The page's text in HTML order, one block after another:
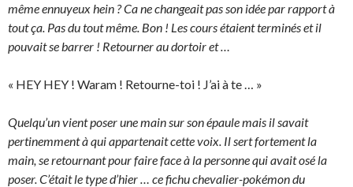
même ennuyeux hein ? Ca ne changeait pas son idée par rapport à
tout ça. Pas du tout même. Bon ! Les cours étaient terminés et il
pouvait se barrer ! Retourner au dortoir et …
« HEY HEY ! Waram ! Retourne-toi ! J’ai à te … »
Quelqu’un vient poser une main sur son épaule mais il savait
pertinemment à qui appartenait cette voix. Il sert fortement la
main, se retournant pour faire face à la personne qui avait osé la
poser. C’était le type d’hier … ce fichu chevalier-pokémon du